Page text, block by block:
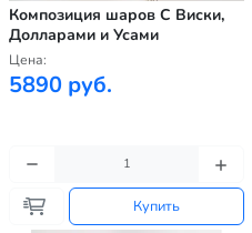
Композиция шаров С Виски,
Долларами и Усами
Цена:
5890 руб.
Купить